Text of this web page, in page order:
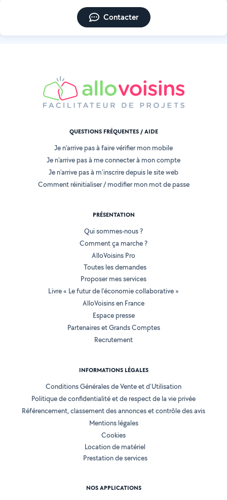
Contacter
QUESTIONS FRÉQUENTES / AIDE
Je n'arrive pas à faire vérifier mon mobile
Je n'arrive pas à me connecter à mon compte
Je n'arrive pas à m'inscrire depuis le site web
Comment réinitialiser / modifier mon mot de passe
PRÉSENTATION
Qui sommes-nous ?
Comment ça marche ?
AlloVoisins Pro
Toutes les demandes
Proposer mes services
Livre « Le futur de l'économie collaborative »
AlloVoisins en France
Espace presse
Partenaires et Grands Comptes
Recrutement
INFORMATIONS LÉGALES
Conditions Générales de Vente et d'Utilisation
Politique de confidentialité et de respect de la vie privée
Référencement, classement des annonces et contrôle des avis
Mentions légales
Cookies
Location de matériel
Prestation de services
NOS APPLICATIONS